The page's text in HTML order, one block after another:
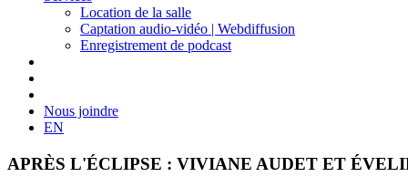
Location de la salle
Captation audio-vidéo | Webdiffusion
Enregistrement de podcast
Nous joindre
EN
APRÈS L'ÉCLIPSE : VIVIANE AUDET ET